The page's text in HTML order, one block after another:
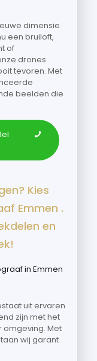
dimensie
een bruiloft,
of
drones
tevoren. Met
beelden die
Kies
Emmen .
en
in Emmen
uit ervaren
zijn met het
omgeving. Met
wij garant